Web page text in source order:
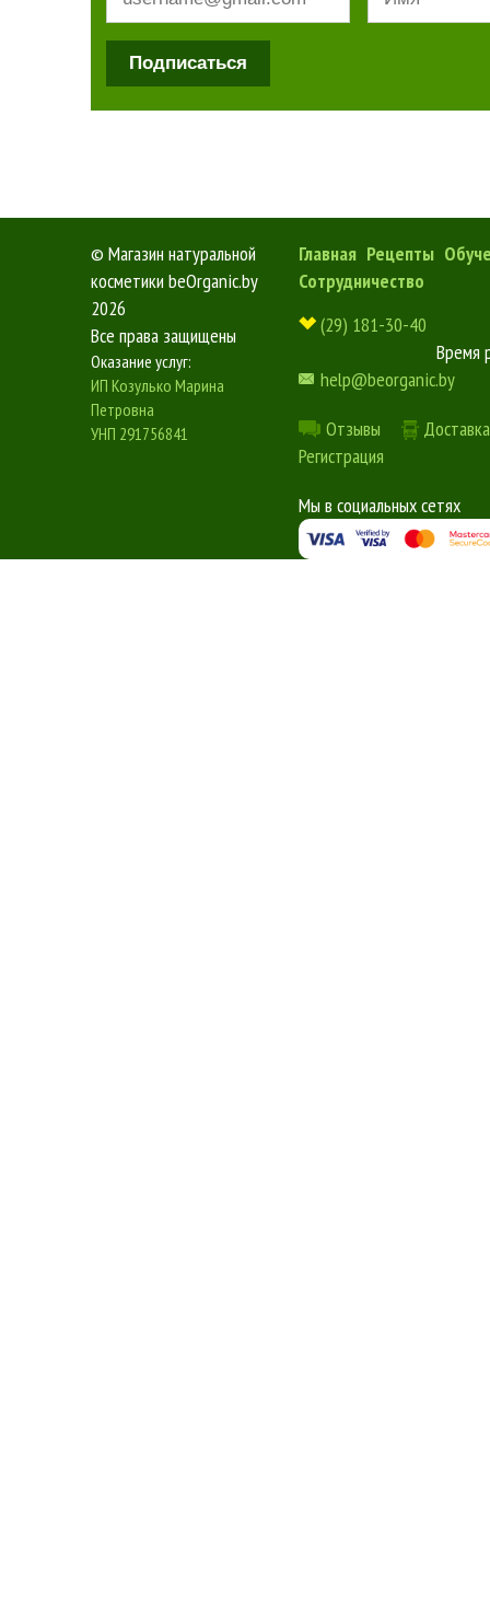
Подписаться
© Магазин натуральной
косметики beOrganic.by
2026
Все права защищены
Оказание услуг:
ИП Козулько Марина
Петровна
УНП 291756841
Главная Рецепты
Сотрудничество
(29) 181-30-40
Время
help@beorganic.by
Отзывы
Регистрация
Мы в социальных сетях